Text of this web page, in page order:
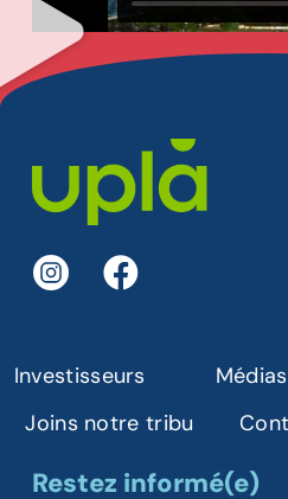
Investisseurs
Médias
Joins notre tribu
Restez informé(e)